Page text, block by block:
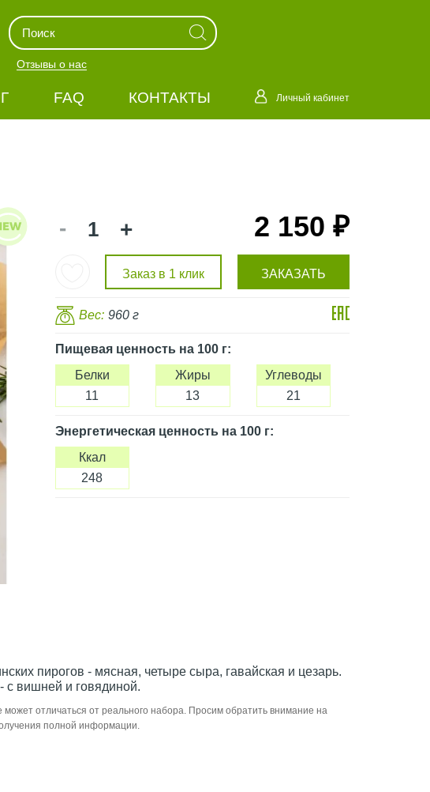
Отзывы о нас
FAQ КОНТАКТЫ Личный кабинет
- + 2 150 ₽
Заказ в 1 клик ЗАКАЗАТЬ
Вес: 960 г
Пищевая ценностьна 100 г:
Белки
11
Жиры
13
Углеводы
21
Энергетическая ценностьна 100 г:
Ккал
248
пирогов - мясная, четыре сыра, гавайская и цезарь.
с вишней и говядиной.
отличаться от реального набора. Просим обратить внимание на
полной информации.